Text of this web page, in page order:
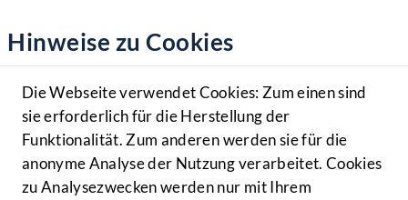
Hilfe
Benutzer
Navigationsmenü öffnen
MENÜ
Hinweise zu Cookies
Die Webseite verwendet Cookies: Zum einen sind
sie erforderlich für die Herstellung der
Funktionalität. Zum anderen werden sie für die
anonyme Analyse der Nutzung verarbeitet. Cookies
zu Analysezwecken werden nur mit Ihrem